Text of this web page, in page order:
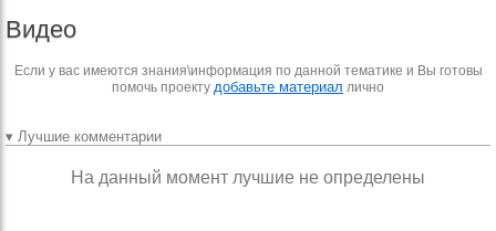
Видео
Если у вас имеются знания\информация по данной тематике и Вы готовы
помочь проекту добавьте материал лично
▾ Лучшие комментарии
На данный момент лучшие не определены